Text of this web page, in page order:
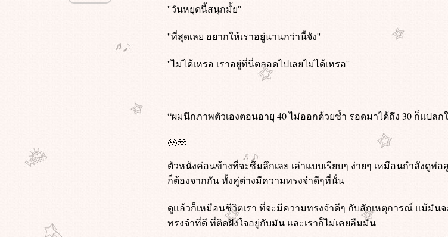
Star Trek Beyond (2016) สตาร์ เทรค
Star Trek Into Darkness (2013) สตาร์
(2026)
Train Dreams (2025) ทางรถไฟสา
เรตติ้ง
''วันหยุดนี้สนุกมั้ย''
''ที่สุดเลย อยากให้เราอยู่นานกว่านี้จัง''
''ไม่ได้เหรอ เราอยู่ที่นี่ตลอดไปเลยไม่ได้เหรอ''
------------
“ผมนึกภาพตัวเองตอนอายุ 40 ไม่ออกด้วยซ้ำ รอดมาได้ถึง 30 ก็แปลก
ตัวหนังค่อนข้างที่จะซึมลึกเลย เล่าแบบเรียบๆ ง่ายๆ เหมือนกำลังดูพ่
ก็ต้องจากกัน ทั้งคู่ต่างมีความทรงจำดีๆที่นั่น
ดูเเล้วก็เหมือนชีวิตเรา ที่จะมีความทรงจำดีๆ กับสักเหตุการณ์ แม้มั
ทรงจำที่ดี ที่ติดฝังใจอยู่กับมัน และเราก็ไม่เคยลืมมัน